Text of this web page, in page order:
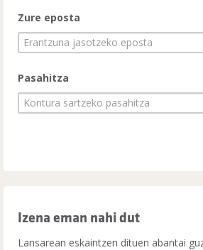
Zure eposta
Pasahitza
Izena eman nahi dut
Lansarean eskaintzen dituen abantai